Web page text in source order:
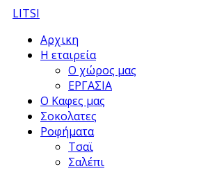
LITSI
Αρχικη
Η εταιρεία
Ο χώρος μας
ΕΡΓΑΣΙΑ
Ο Καφες μας
Σοκολατες
Ροφήματα
Τσαϊ
Σαλέπι